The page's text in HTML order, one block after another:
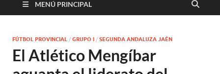
MENÚ PRINCIPAL
FÚTBOL PROVINCIAL / GRUPO I / SEGUNDA ANDALUZA JAÉN
El Atlético Mengíbar